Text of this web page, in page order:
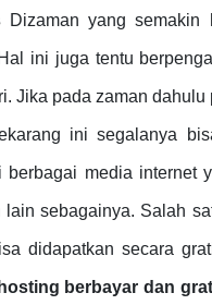
Dizaman yang semakin
ini juga tentu
Jika pada zaman
ini segalanya
media internet
sebagainya. Salah
didapatkan secara
berbayar dan